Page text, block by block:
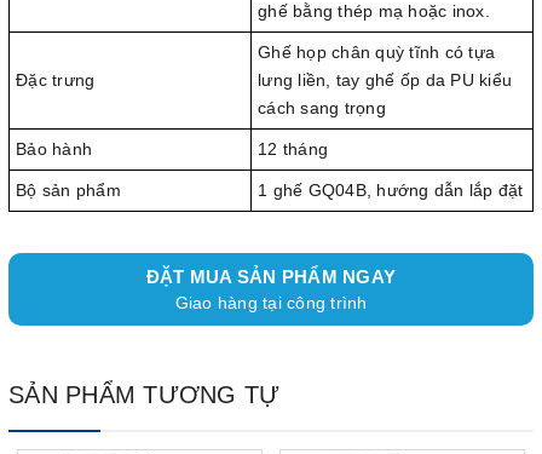
ghế bằng thép mạ hoặc inox.
Đặc trưng
Ghế họp chân quỳ tĩnh có tựa
lưng liền, tay ghế ốp da PU kiểu
cách sang trọng
Bảo hành 12 tháng
Bộ sản phẩm 1 ghế GQ04B, hướng dẫn lắp đặt
ĐẶT MUA SẢN PHẨM NGAY
Giao hàng tại công trình
SẢN PHẨM TƯƠNG TỰ